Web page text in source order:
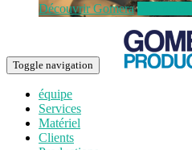
Découvrir Gomera
Toggle navigation
équipe
Services
Matériel
Clients